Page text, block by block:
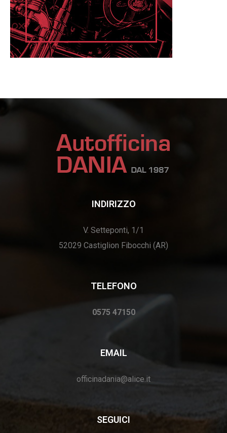
INDIRIZZO
V. Setteponti, 1/1
52029 Castiglion Fibocchi (AR)
TELEFONO
0575 47150
EMAIL
officinadania@alice.it
SEGUICI